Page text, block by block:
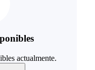
actualmente.